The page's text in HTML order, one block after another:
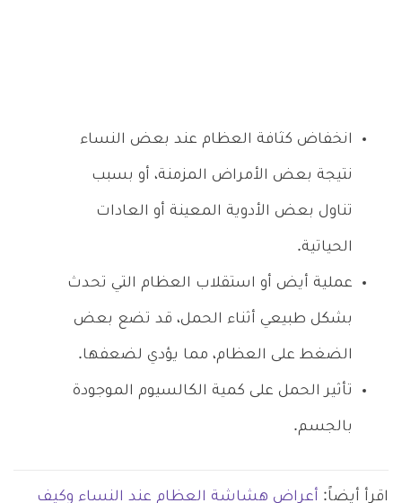
انخفاض كثافة العظام عند بعض النساء
نتيجة بعض الأمراض المزمنة، أو بسبب
تناول بعض الأدوية المعينة أو العادات
الحياتية.
عملية أيض أو استقلاب العظام التي تحدث
بشكل طبيعي أثناء الحمل، قد تضع بعض
الضغط على العظام، مما يؤدي لضعفها.
تأثير الحمل على كمية الكالسيوم الموجودة
بالجسم.
اقرأ أيضاً: أعراض هشاشة العظام عند النساء وكيف